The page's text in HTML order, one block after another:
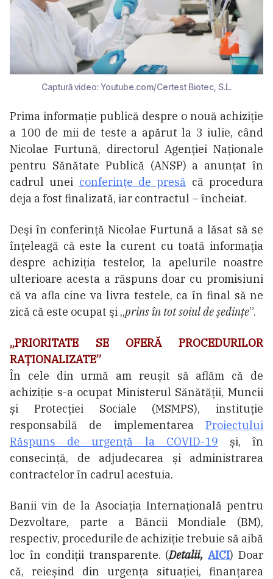
Captură video: Youtube.com/Certest Biotec, S.L.
Prima informație publică despre o nouă achiziție
a 100 de mii de teste a apărut la 3 iulie, când
Nicolae Furtună, directorul Agenției Naționale
pentru Sănătate Publică (ANSP) a anunțat în
cadrul unei conferințe de presă că procedura
deja a fost finalizată, iar contractul – încheiat.
Deşi în conferinţă Nicolae Furtună a lăsat să se
înțeleagă că este la curent cu toată informaţia
despre achiziţia testelor, la apelurile noastre
ulterioare acesta a răspuns doar cu promisiuni
că va afla cine va livra testele, ca în final să ne
zică că este ocupat şi „prins în tot soiul de şedinţe”.
„PRIORITATE SE OFERĂ PROCEDURILOR
RAȚIONALIZATE”
În cele din urmă am reușit să aflăm că de
achiziție s-a ocupat Ministerul Sănătății, Muncii
și Protecției Sociale (MSMPS), instituție
responsabilă de implementarea Proiectului
Răspuns de urgență la COVID-19 și, în
consecință, de adjudecarea și administrarea
contractelor în cadrul acestuia.
Banii vin de la Asociația Internațională pentru
Dezvoltare, parte a Băncii Mondiale (BM),
respectiv, procedurile de achiziţie trebuie să aibă
loc în condiții transparente. (Detalii, AICI) Doar
că, reieșind din urgența situației, finanțarea